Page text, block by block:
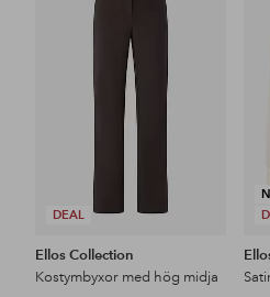
DEAL
Ellos Collection
Kostymbyxor med hög midja